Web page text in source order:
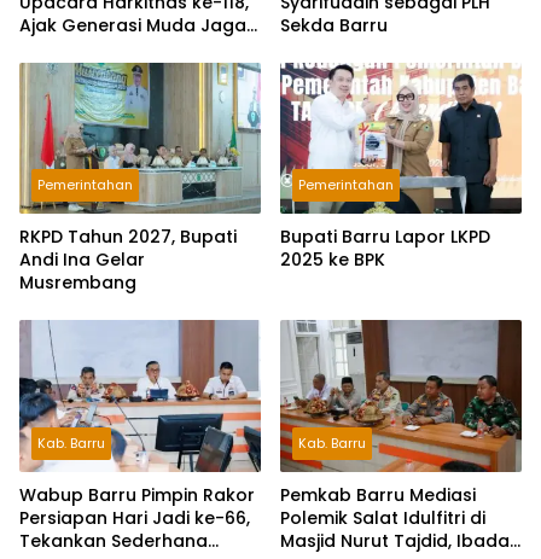
Ajak Generasi Muda Jaga
Sekda Barru
Pemerintahan
RKPD Tahun 2027, Bupati
Andi Ina Gelar
Musrembang
Pemerintahan
Bupati Barru Lapor LKPD
2025 ke BPK
Kab. Barru
Wabup Barru Pimpin Rakor
Persiapan Hari Jadi ke-66,
Tekankan Sederhana
Kab. Barru
Pemkab Barru Mediasi
Polemik Salat Idulfitri di
Masjid Nurut Tajdid, Ibadah